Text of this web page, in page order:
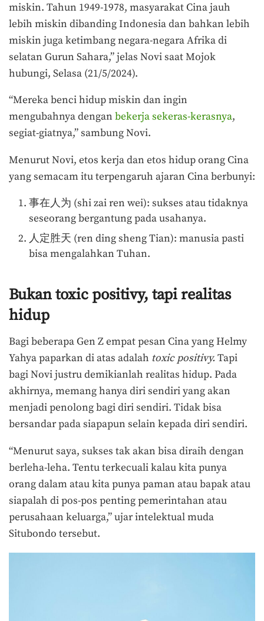
miskin. Tahun 1949-1978, masyarakat Cina jauh
lebih miskin dibanding Indonesia dan bahkan lebih
miskin juga ketimbang negara-negara Afrika di
selatan Gurun Sahara,” jelas Novi saat Mojok
hubungi, Selasa (21/5/2024).
“Mereka benci hidup miskin dan ingin
mengubahnya dengan bekerja sekeras-kerasnya,
segiat-giatnya,” sambung Novi.
Menurut Novi, etos kerja dan etos hidup orang Cina
yang semacam itu terpengaruh ajaran Cina berbunyi:
事在人为 (shi zai ren wei): sukses atau tidaknya
seseorang bergantung pada usahanya.
人定胜天 (ren ding sheng Tian): manusia pasti
bisa mengalahkan Tuhan.
Bukan toxic positivy, tapi realitas
hidup
Bagi beberapa Gen Z empat pesan Cina yang Helmy
Yahya paparkan di atas adalah toxic positivy.Tapi
bagi Novi justru demikianlah realitas hidup. Pada
akhirnya, memang hanya diri sendiri yang akan
menjadi penolong bagi diri sendiri. Tidak bisa
bersandar pada siapapun selain kepada diri sendiri.
“Menurut saya, sukses tak akan bisa diraih dengan
berleha-leha. Tentu terkecuali kalau kita punya
orang dalam atau kita punya paman atau bapak atau
siapalah di pos-pos penting pemerintahan atau
perusahaan keluarga,” ujar intelektual muda
Situbondo tersebut.